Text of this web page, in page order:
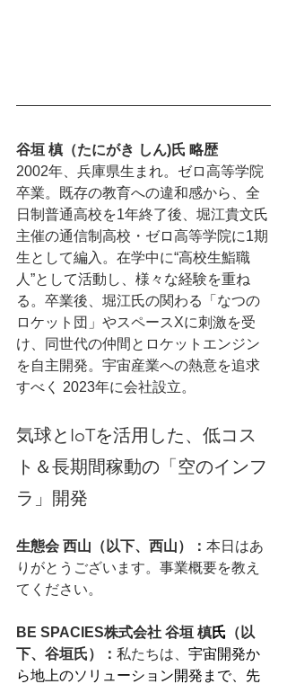
谷垣 槙（たにがき しん)氏 略歴
2002年、兵庫県生まれ。ゼロ高等学院
卒業。既存の教育への違和感から、全
日制普通高校を1年終了後、堀江貴文氏
主催の通信制高校・ゼロ高等学院に1期
生として編入。在学中に“高校生鮨職
人”として活動し、様々な経験を重ね
る。卒業後、堀江氏の関わる「なつの
ロケット団」やスペースXに刺激を受
け、同世代の仲間とロケットエンジン
を自主開発。宇宙産業への熱意を追求
すべく 2023年に会社設立。
気球とIoTを活用した、低コス
ト＆長期間稼動の「空のインフ
ラ」開発
生態会 西山（以下、西山）： 本日はあ
りがとうございます。事業概要を教え
てください。
BE SPACIES株式会社 谷垣 槙氏 （以
下、 谷垣氏）： 私たちは、 宇宙開発か
ら地上のソリューション開発まで、先